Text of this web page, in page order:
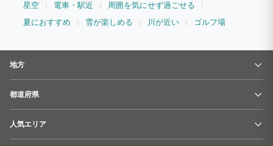
星空
電車・駅近
周囲を気にせず過ごせる
夏におすすめ
雪が楽しめる 川が近い ゴルフ場
地方
都道府県
人気エリア